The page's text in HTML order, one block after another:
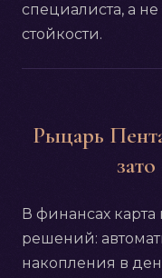
специалиста, а
стойкости.
Рыцарь
В финансах карта
решений:
накопления в